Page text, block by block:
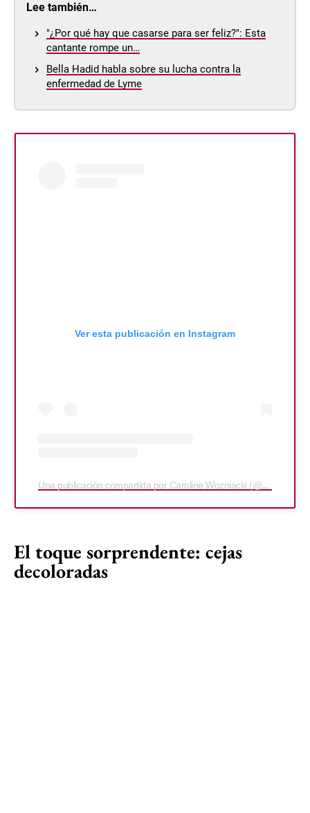
Lee también…
"¿Por qué hay que casarse para ser feliz?": Esta
cantante rompe un…
Bella Hadid habla sobre su lucha contra la
enfermedad de Lyme
Ver esta publicación en Instagram
Una publicación compartida por Caroline Wozniacki (@carowozniacki)
El toque sorprendente: cejas
decoloradas